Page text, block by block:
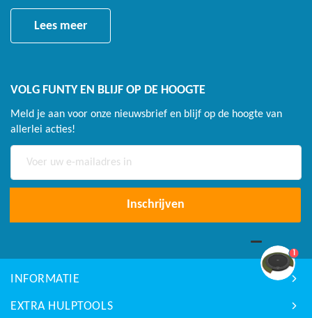
Lees meer
VOLG FUNTY EN BLIJF OP DE HOOGTE
Meld je aan voor onze nieuwsbrief en blijf op de hoogte van
allerlei acties!
op
Inschrijven
INFORMATIE
EXTRA HULPTOOLS
1